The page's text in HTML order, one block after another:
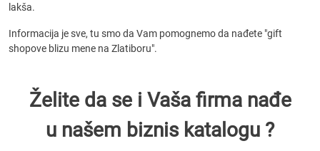
lakša.
Informacija je sve, tu smo da Vam pomognemo da nađete "gift
shopove blizu mene na Zlatiboru".
Želite da se i Vaša firma nađe
u našem biznis katalogu ?